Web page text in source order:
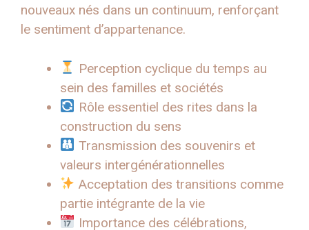
nouveaux nés dans un continuum, renforçant
le sentiment d’appartenance.
Perception cyclique du temps au
sein des familles et sociétés
Rôle essentiel des rites dans la
construction du sens
Transmission des souvenirs et
valeurs intergénérationnelles
Acceptation des transitions comme
partie intégrante de la vie
Importance des célébrations,